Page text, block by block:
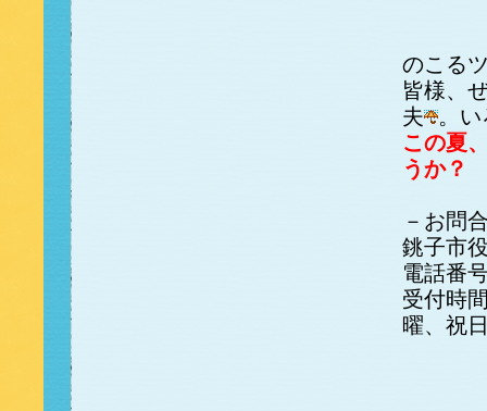
のこる
皆様、
夫
。
この夏
うか？
－お問
銚子市
電話番
受付時
曜、祝